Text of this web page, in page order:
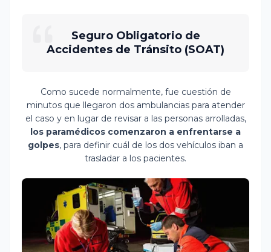
Seguro Obligatorio de
Accidentes de Tránsito (SOAT)
Como sucede normalmente, fue cuestión de
minutos que llegaron dos ambulancias para atender
el caso y en lugar de revisar a las personas arrolladas,
los paramédicos comenzaron a enfrentarse a
golpes, para definir cuál de los dos vehículos iban a
trasladar a los pacientes.